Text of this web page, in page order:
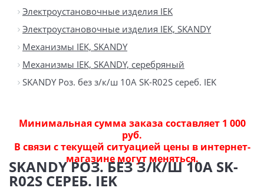
Электроустановочные изделия IEK
Электроустановочные изделия IEK, SKANDY
Механизмы IEK, SKANDY
Механизмы IEK, SKANDY, серебряный
SKANDY Роз. без з/к/ш 10А SK-R02S сереб. IEK
Минимальная сумма заказа составляет 1 000
руб.
В связи с текущей ситуацией цены в интернет-
магазине могут меняться.
SKANDY РОЗ. БЕЗ З/К/Ш 10А SK-
R02S СЕРЕБ. IEK